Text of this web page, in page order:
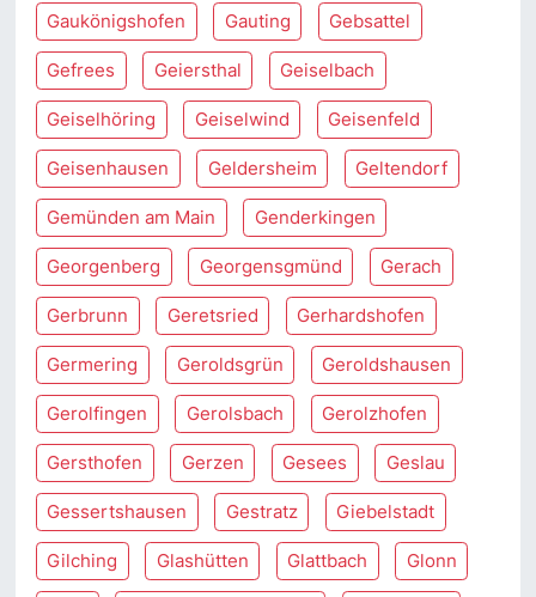
Gaukönigshofen Gauting Gebsattel
Gefrees Geiersthal Geiselbach
Geiselhöring Geiselwind Geisenfeld
Geisenhausen Geldersheim Geltendorf
Gemünden am Main Genderkingen
Georgenberg Georgensgmünd Gerach
Gerbrunn Geretsried Gerhardshofen
Germering Geroldsgrün Geroldshausen
Gerolfingen Gerolsbach Gerolzhofen
Gersthofen Gerzen Gesees Geslau
Gessertshausen Gestratz Giebelstadt
Gilching Glashütten Glattbach Glonn